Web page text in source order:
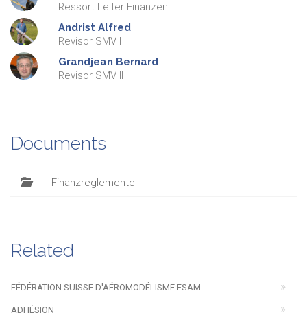
Ressort Leiter Finanzen
Andrist Alfred
Revisor SMV I
Grandjean Bernard
Revisor SMV II
Documents
Finanzreglemente
Related
FÉDÉRATION SUISSE D'AÉROMODÉLISME FSAM
ADHÉSION